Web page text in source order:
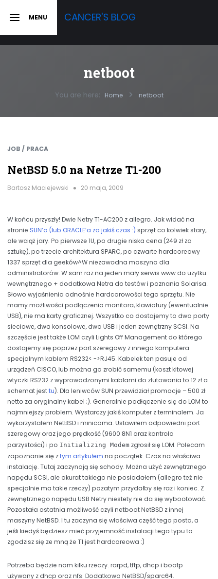
SLIDE MENU CANCER'S BLOG
netboot
You are here: Home netboot
JOB / PRACA
NetBSD 5.0 na Netrze T1-200
Bartosz Maciejewski 20 maja, 2009
W końcu przyszły! Dwie Netry T1-AC200 z allegro. Jak widać na
stronie SUN’a (lub ORACLE’a za jakiś czas :) sprzęt co kolwiek stary,
ale wciąż jary. Po pierwsze 1U, po drugie niska cena (249 zł za
sztukę), po trzecie architektura SPARC, po czwarte hardcoreowy
1337 sprzęt dla geeków^W niezawodna maszyna dla
administratorów. W sam raz na jeden mały serwis www do uzytku
wewnętrznego + dodatkowa Netra do testów i poznania Solarisa.
Słowo wyjaśnienia odnośnie hardcorowości tego sprzętu. Nie
mamy możliwości podłączenia monitora, klawiatury (ewentualnie
USB), nie ma karty graficznej. Wszystko co dostajemy to dwa porty
sieciowe, dwa konsolowe, dwa USB i jeden zewnętrzny SCSI. Na
szczęście jest także LOM czyli Lights Off Management do którego
dostajemy się poprzez port szeregowy z innego komputera
specjalnym kablem RS232< ->RJ45. Kabelek ten pasuje od
urządzeń CISCO, lub można go zrobić samemu (koszt kitowej
wtyczki RS232 z wyprowadzonymi kablami do zlutowania to 12 zł a
schemat jesttu). Dla leniwców SUN przewidział promocje – 500 zł
netto za oryginalny kabel ;). Generalnie podłączenie się do LOM to
najmniejszy problem. Wystarczy jakiś komputer z terminalem. Ja
wykorzystałem NetBSD i minicoma. Ustawiłem odpowiedni port
szeregowy oraz jego prędkość (9600 8N1 oraz kontrola
parzystości) i po Initializing Modem zgłosił się LOM. Polecam
zapoznanie się ztym artykułem na początek. Czas na właściwa
instalację. Tutaj zaczynają się schody. Można użyć zewnętrznego
napędu SCSI, ale akurat takiego nie posiadałem (allegro też nie
specjalnie ma takie rzeczy) pozatym przydałby się raz i koniec. Z
zewnętrznego napędu USB Netry niestety nie da się wybootować.
Pozostała ostatnia możliwość czyli netboot NetBSD z innej
maszyny NetBSD. I tu zaczyna się właściwa część tego posta, a
jeśli kiedyś będziesz mieć przyjemność instalacji tego typu to
zgodzisz się ze mną że T1 jest hardcoreowa :)
Potrzeba będzie nam kilku rzeczy. rarpd, tftp, dhcp i bootp
używany z dhcp oraz nfs. Dodatkowo NetBSD/sparc64.